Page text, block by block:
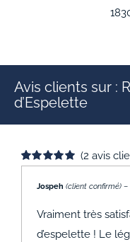
Avis clients sur :
d’Espelette
sur 5 basé sur
notations
(2 avis
Jospeh (client confirmé) –
Vraiment très
d’espelette ! Le